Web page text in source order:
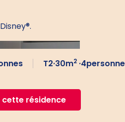
T2·30m2·4
cette résidence